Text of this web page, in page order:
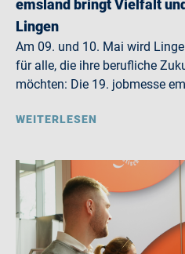
emsland bringt Vielfalt
Lingen
Am 09. und 10. Mai wird
für alle, die ihre berufliche
möchten: Die 19. jobmesse
WEITERLESEN